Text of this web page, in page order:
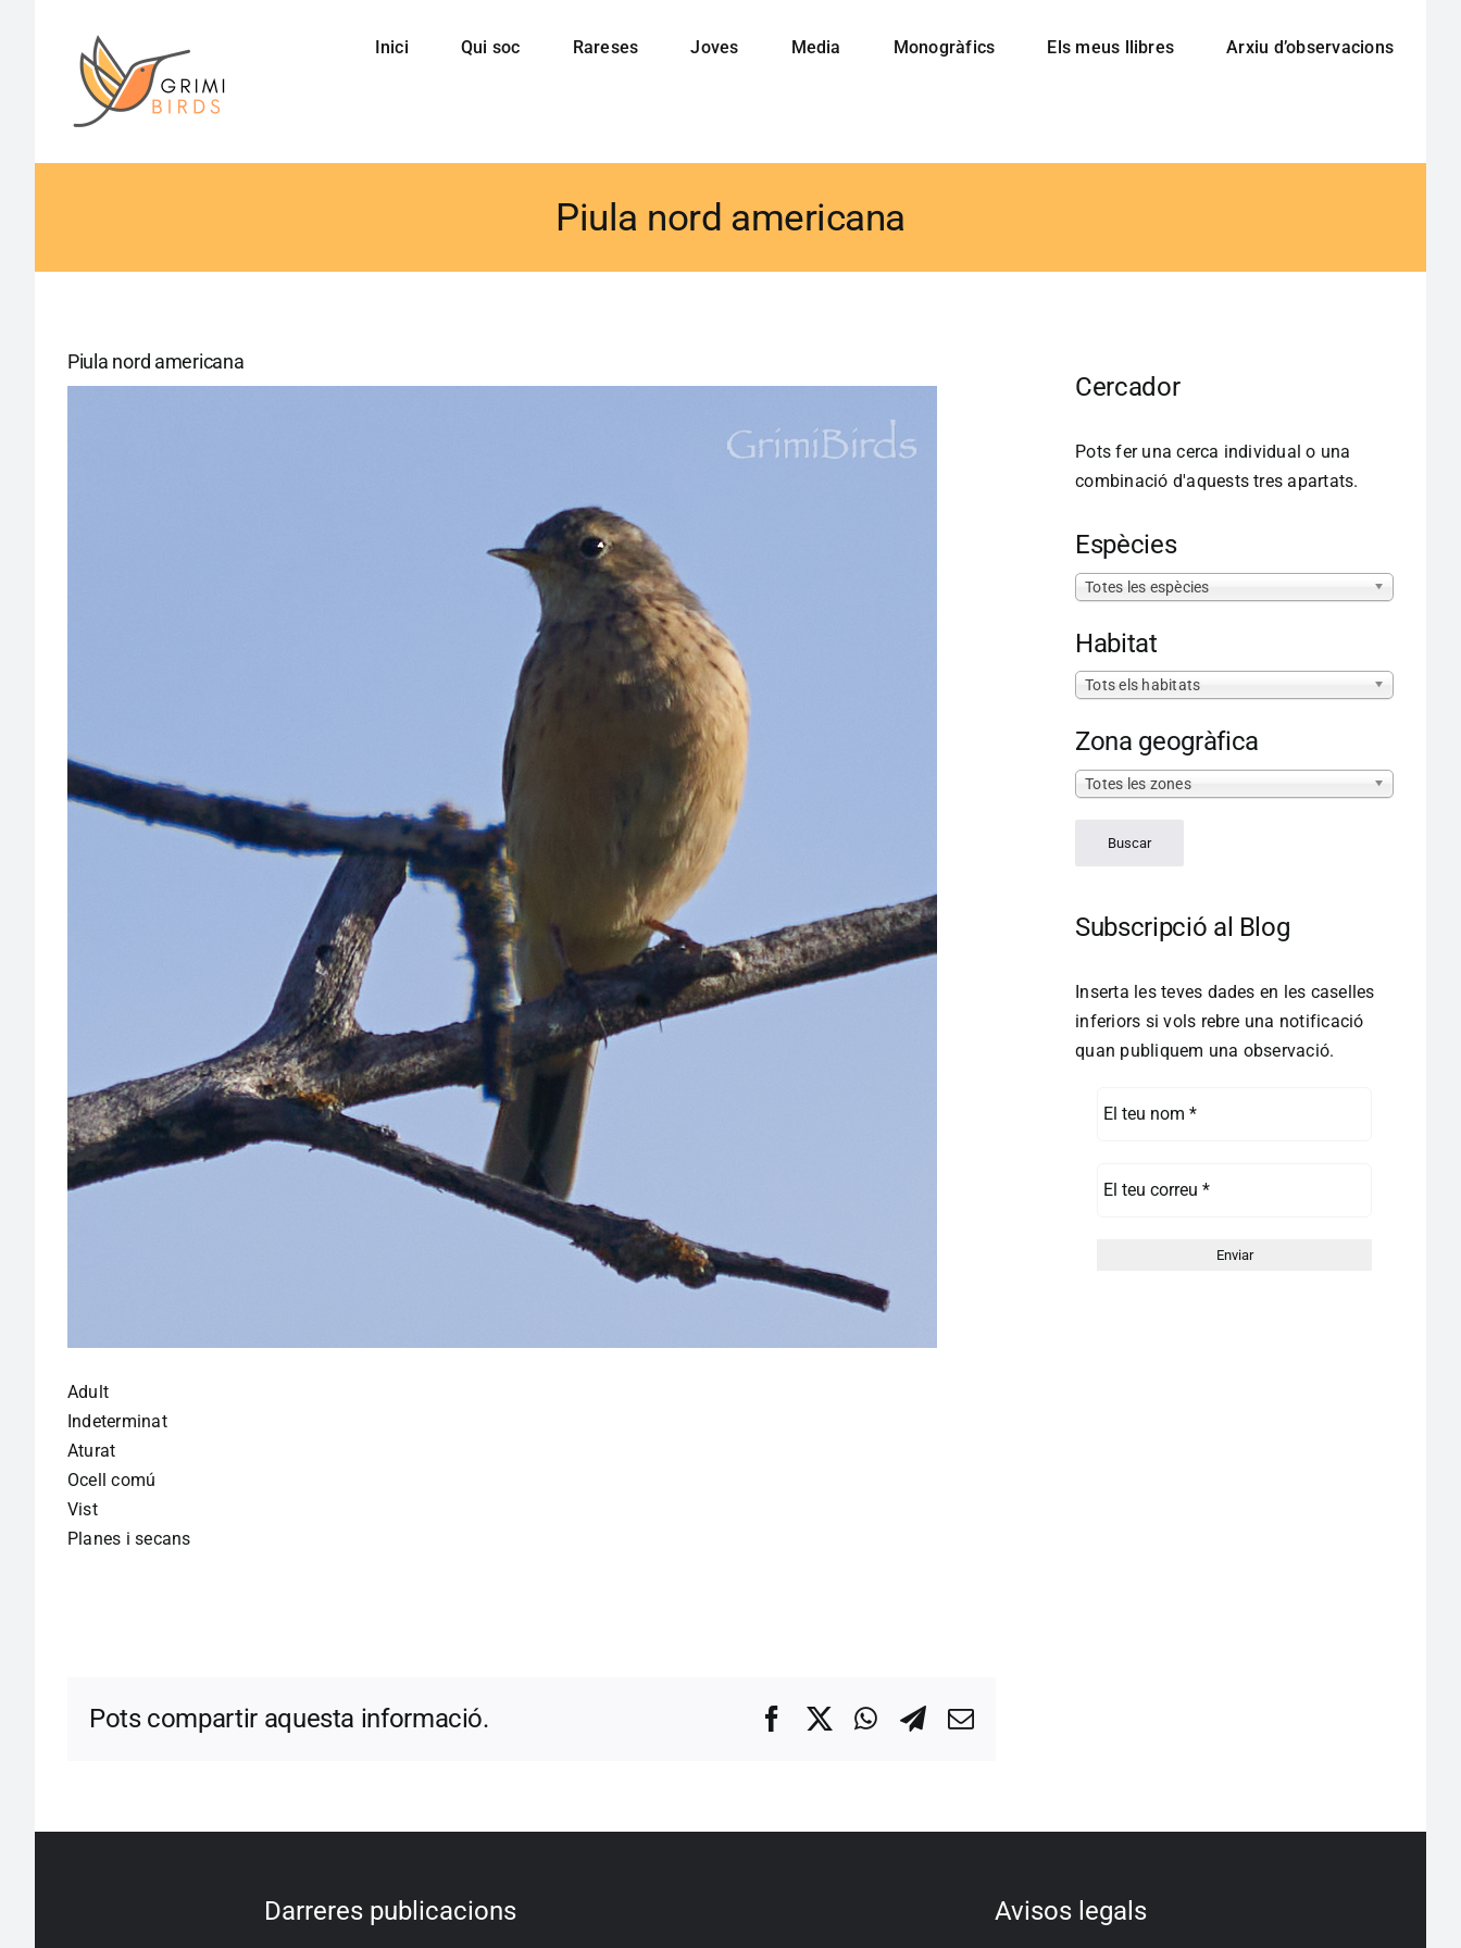
Inici Qui soc Rareses Joves Media Monogràfics Els meus llibres Arxiu d’observacions
Piula nord americana
Piula nord americana
Adult
Indeterminat
Aturat
Ocell comú
Vist
Planes i secans
Pots compartir aquesta informació. FacebookWhatsApp
Telegram
Correo
Cercador
Pots fer una cerca individual o una
combinació d'aquests tres apartats.
Espècies
Totes les espècies
Habitat
Tots els habitats
Zona geogràfica
Totes les zones
Subscripció al Blog
Inserta les teves dades en les caselles
inferiors si vols rebre una notificació
quan publiquem una observació.
Darreres publicacions Avisos legals